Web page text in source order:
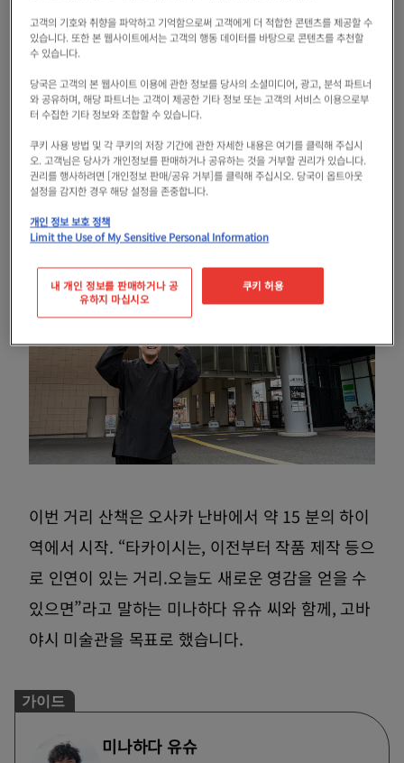
하의라는 지명은 이 땅에 전해지는 하의 전설에서
유래합니다. 하마데라 공원에 있던 메이마츠의 하나
「하이노마츠」에서 역명이 붙어 나중에 지명이 되
었습니다. 최근에는 「천녀가 사는 거리」로서, 의
복이나 천녀를 모티브로 한 대처도 전개되고 있습니
다.
이번 거리 산책은 오사카 난바에서 약 15 분의 하이
역에서 시작. “타카이시는, 이전부터 작품 제작 등으
로 인연이 있는 거리.오늘도 새로운 영감을 얻을 수
있으면”라고 말하는 미나하다 유슈 씨와 함께, 고바
야시 미술관을 목표로 했습니다.
가이드
미나하다 유슈
고객의 기호와 취향을 파악하고 기억함으로써 고객에게 더 적합한 콘텐츠를 제공할 수
있습니다. 또한 본 웹사이트에서는 고객의 행동 데이터를 바탕으로 콘텐츠를 추천할
수 있습니다.
당국은 고객의 본 웹사이트 이용에 관한 정보를 당사의 소셜미디어, 광고, 분석 파트너
와 공유하며, 해당 파트너는 고객이 제공한 기타 정보 또는 고객의 서비스 이용으로부
터 수집한 기타 정보와 조합할 수 있습니다.
쿠키 사용 방법 및 각 쿠키의 저장 기간에 관한 자세한 내용은 여기를 클릭해 주십시
오. 고객님은 당사가 개인정보를 판매하거나 공유하는 것을 거부할 권리가 있습니다.
권리를 행사하려면 [개인정보 판매/공유 거부]를 클릭해 주십시오. 당국이 옵트아웃
설정을 감지한 경우 해당 설정을 존중합니다.
개인 정보 보호 정책
Limit the Use of My Sensitive Personal Information
내 개인 정보를 판매하거나 공
유하지 마십시오
쿠키 허용